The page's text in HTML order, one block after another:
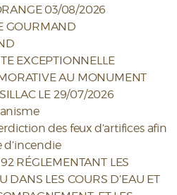
03/08/2026
GOURMAND
EXCEPTIONNELLE
AU MONUMENT
LE 29/07/2026
des feux d’artifices afin
RÉGLEMENTANT LES
DANS LES COURS D’EAU ET